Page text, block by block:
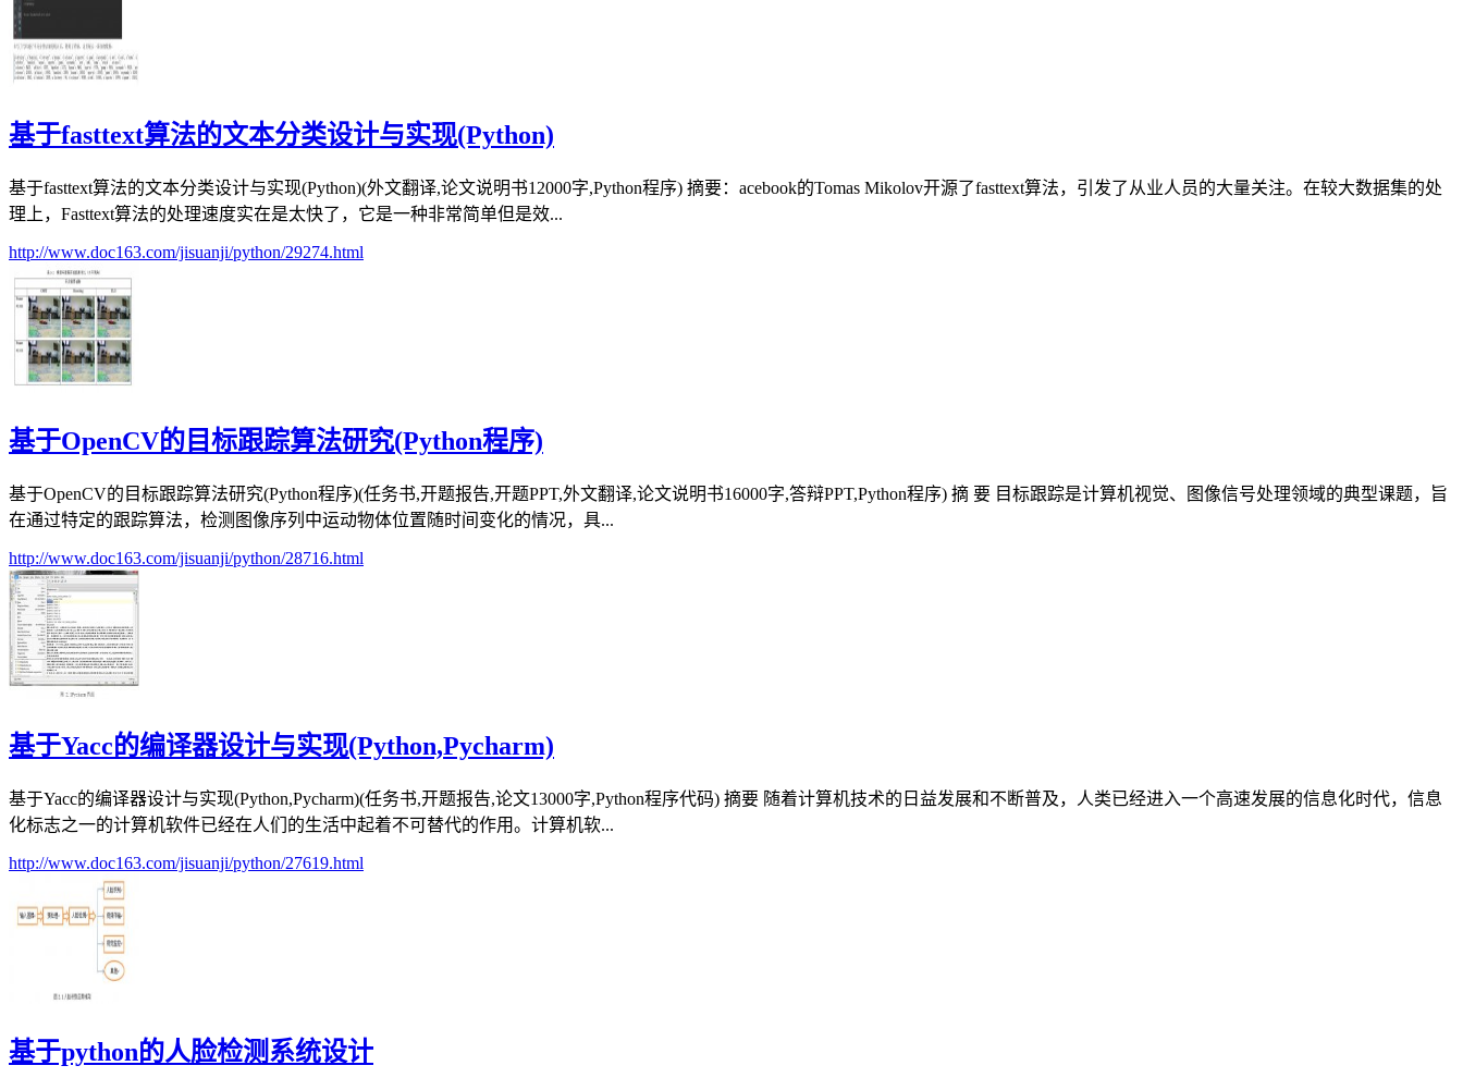
基于fasttext算法的文本分类设计与实现(Python)
基于fasttext算法的文本分类设计与实现(Python)(外文翻译,论文说明书12000字,Python程序) 摘要：acebook的Tomas Mikolov开源了fasttext算法，引发了从业人员的大量关注。在较大数据集的处
理上，Fasttext算法的处理速度实在是太快了，它是一种非常简单但是效...
http://www.doc163.com/jisuanji/python/29274.html
基于OpenCV的目标跟踪算法研究(Python程序)
基于OpenCV的目标跟踪算法研究(Python程序)(任务书,开题报告,开题PPT,外文翻译,论文说明书16000字,答辩PPT,Python程序) 摘 要 目标跟踪是计算机视觉、图像信号处理领域的典型课题，旨
在通过特定的跟踪算法，检测图像序列中运动物体位置随时间变化的情况，具...
http://www.doc163.com/jisuanji/python/28716.html
基于Yacc的编译器设计与实现(Python,Pycharm)
基于Yacc的编译器设计与实现(Python,Pycharm)(任务书,开题报告,论文13000字,Python程序代码) 摘要 随着计算机技术的日益发展和不断普及，人类已经进入一个高速发展的信息化时代，信息
化标志之一的计算机软件已经在人们的生活中起着不可替代的作用。计算机软...
http://www.doc163.com/jisuanji/python/27619.html
基于python的人脸检测系统设计